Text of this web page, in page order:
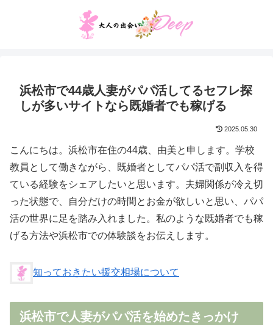
浜松市で44歳人妻がパパ活してるセフレ探
しが多いサイトなら既婚者でも稼げる
2025.05.30
こんにちは。浜松市在住の44歳、由美と申します。学校
教員として働きながら、既婚者としてパパ活で副収入を得
ている経験をシェアしたいと思います。夫婦関係が冷え切
った状態で、自分だけの時間とお金が欲しいと思い、パパ
活の世界に足を踏み入れました。私のような既婚者でも稼
げる方法や浜松市での体験談をお伝えします。
知っておきたい援交相場について
浜松市で人妻がパパ活を始めたきっかけ